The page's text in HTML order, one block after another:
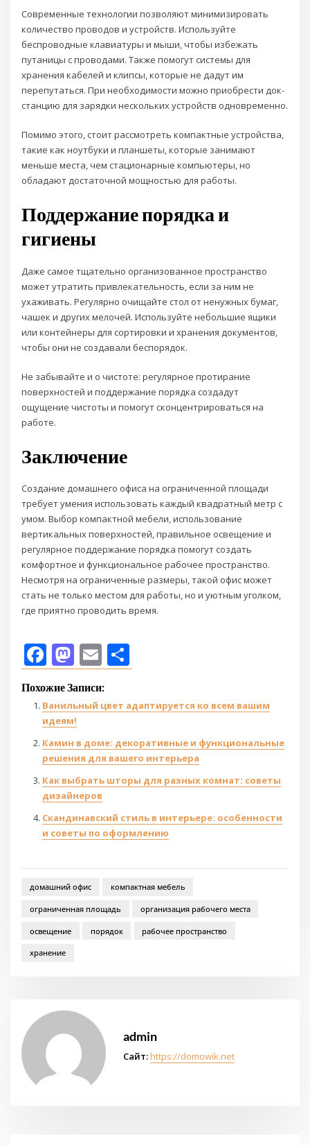
Современные технологии позволяют минимизировать
количество проводов и устройств. Используйте
беспроводные клавиатуры и мыши, чтобы избежать
путаницы с проводами. Также помогут системы для
хранения кабелей и клипсы, которые не дадут им
перепутаться. При необходимости можно приобрести док-
станцию для зарядки нескольких устройств одновременно.
Помимо этого, стоит рассмотреть компактные устройства,
такие как ноутбуки и планшеты, которые занимают
меньше места, чем стационарные компьютеры, но
обладают достаточной мощностью для работы.
Поддержание порядка и
гигиены
Даже самое тщательно организованное пространство
может утратить привлекательность, если за ним не
ухаживать. Регулярно очищайте стол от ненужных бумаг,
чашек и других мелочей. Используйте небольшие ящики
или контейнеры для сортировки и хранения документов,
чтобы они не создавали беспорядок.
Не забывайте и о чистоте: регулярное протирание
поверхностей и поддержание порядка создадут
ощущение чистоты и помогут сконцентрироваться на
работе.
Заключение
Создание домашнего офиса на ограниченной площади
требует умения использовать каждый квадратный метр с
умом. Выбор компактной мебели, использование
вертикальных поверхностей, правильное освещение и
регулярное поддержание порядка помогут создать
комфортное и функциональное рабочее пространство.
Несмотря на ограниченные размеры, такой офис может
стать не только местом для работы, но и уютным уголком,
где приятно проводить время.
Facebook
Mastodon
Email
Похожие Записи:
Ванильный цвет адаптируется ко всем вашим
идеям!
Камин в доме: декоративные и функциональные
решения для вашего интерьера
Как выбрать шторы для разных комнат: советы
дизайнеров
Скандинавский стиль в интерьере: особенности
и советы по оформлению
домашний офис компактная мебель
ограниченная площадь организация рабочего места
освещение порядок рабочее пространство
хранение
admin
Сайт: https://domowik.net